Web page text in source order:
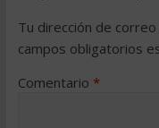
Tu dirección de
campos obligatorios
Comentario *